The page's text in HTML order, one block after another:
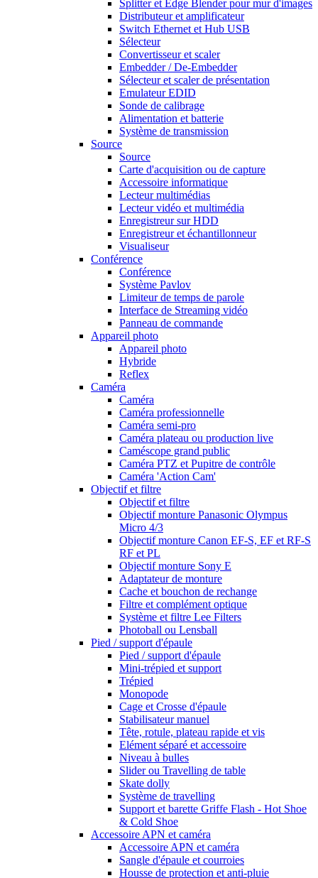
Splitter et Edge Blender pour mur d'images
Distributeur et amplificateur
Switch Ethernet et Hub USB
Sélecteur
Convertisseur et scaler
Embedder / De-Embedder
Sélecteur et scaler de présentation
Emulateur EDID
Sonde de calibrage
Alimentation et batterie
Système de transmission
Source
Source
Carte d'acquisition ou de capture
Accessoire informatique
Lecteur multimédias
Lecteur vidéo et multimédia
Enregistreur sur HDD
Enregistreur et échantillonneur
Visualiseur
Conférence
Conférence
Système Pavlov
Limiteur de temps de parole
Interface de Streaming vidéo
Panneau de commande
Appareil photo
Appareil photo
Hybride
Reflex
Caméra
Caméra
Caméra professionnelle
Caméra semi-pro
Caméra plateau ou production live
Caméscope grand public
Caméra PTZ et Pupitre de contrôle
Caméra 'Action Cam'
Objectif et filtre
Objectif et filtre
Objectif monture Panasonic Olympus
Micro 4/3
Objectif monture Canon EF-S, EF et RF-S
RF et PL
Objectif monture Sony E
Adaptateur de monture
Cache et bouchon de rechange
Filtre et complément optique
Système et filtre Lee Filters
Photoball ou Lensball
Pied / support d'épaule
Pied / support d'épaule
Mini-trépied et support
Trépied
Monopode
Cage et Crosse d'épaule
Stabilisateur manuel
Tête, rotule, plateau rapide et vis
Elément séparé et accessoire
Niveau à bulles
Slider ou Travelling de table
Skate dolly
Système de travelling
Support et barette Griffe Flash - Hot Shoe
& Cold Shoe
Accessoire APN et caméra
Accessoire APN et caméra
Sangle d'épaule et courroies
Housse de protection et anti-pluie